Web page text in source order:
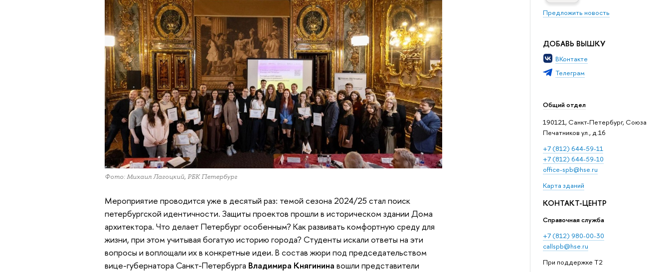
Предложить новость
ДОБАВЬ ВЫШКУ
ВКонтакте
Телеграм
Общий отдел
190121, Санкт-Петербург, Союза
Печатников ул., д.16
+7 (812) 644-59-11
+7 (812) 644-59-10
office-spb@hse.ru
Карта зданий
КОНТАКТ-ЦЕНТР
Справочная служба
+7 (812) 980-00-30
callspb@hse.ru
При поддержке T2
Фото: Михаил Лагоцкий, РБК Петербург
Мероприятие проводится уже в десятый раз: темой сезона 2024/25 стал поиск
петербургской идентичности. Защиты проектов прошли в историческом здании Дома
архитектора. Что делает Петербург особенным? Как развивать комфортную среду для
жизни, при этом учитывая богатую историю города? Студенты искали ответы на эти
вопросы и воплощали их в конкретные идеи. В состав жюри под председательством
вице-губернатора Санкт-Петербурга Владимира Княгинина вошли представители